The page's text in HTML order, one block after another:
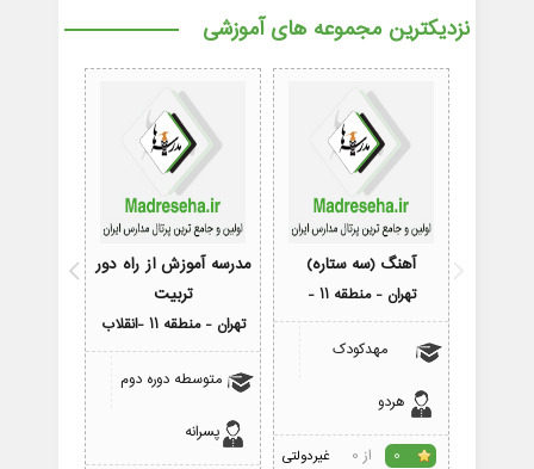
نزدیکترین مجموعه های آموزشی
آهنگ (سه ستاره)
تهران - منطقه 11 -
مهدکودک
هردو
غیردولتی 0
از 0
مدرسه آموزش از راه دور
تربیت
تهران - منطقه 11 -انقلاب
متوسطه دوره دوم
پسرانه